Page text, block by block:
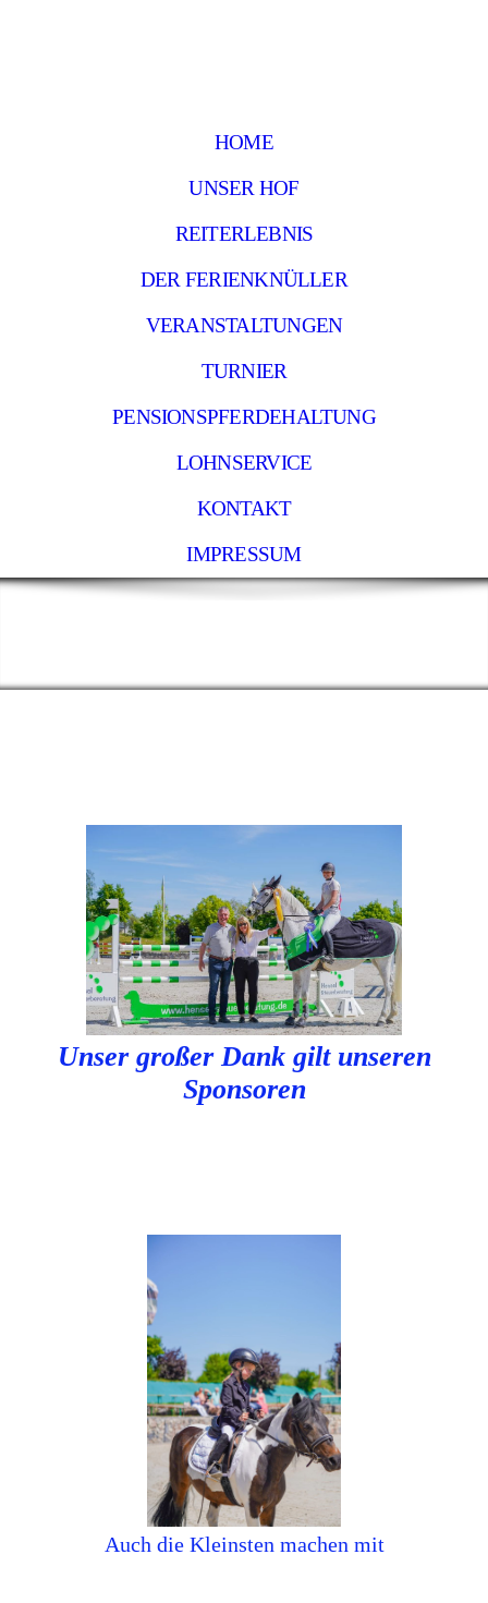
HOME
UNSER HOF
REITERLEBNIS
DER FERIENKNÜLLER
VERANSTALTUNGEN
TURNIER
PENSIONSPFERDEHALTUNG
LOHNSERVICE
KONTAKT
IMPRESSUM
Unser großer Dank gilt unseren
Sponsoren
Auch die Kleinsten machen mit